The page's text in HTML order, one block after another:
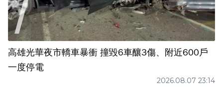
高雄光華夜市轎車暴衝 撞毀6車釀3傷、附近600戶
一度停電
2026.08.07 23:14